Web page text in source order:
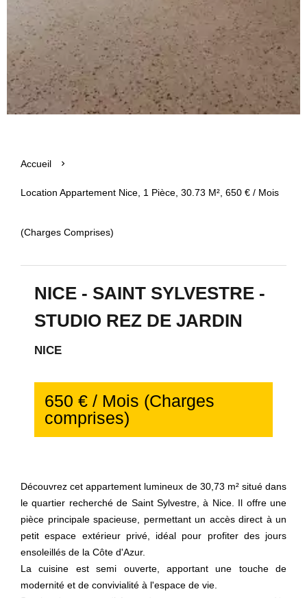
Accueil
Location Appartement Nice, 1 Pièce, 30.73 M², 650 € / Mois
(Charges Comprises)
NICE - SAINT SYLVESTRE -
STUDIO REZ DE JARDIN
NICE
650 € / Mois (Charges
comprises)
Découvrez cet appartement lumineux de 30,73 m² situé dans
le quartier recherché de Saint Sylvestre, à Nice. Il offre une
pièce principale spacieuse, permettant un accès direct à un
petit espace extérieur privé, idéal pour profiter des jours
ensoleillés de la Côte d'Azur.
La cuisine est semi ouverte, apportant une touche de
modernité et de convivialité à l'espace de vie.